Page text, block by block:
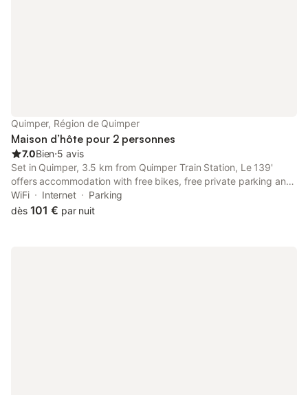
Quimper, Région de Quimper
Maison d’hôte pour 2 personnes
7.0Bien⋅5 avis
Set in Quimper, 3.5 km from Quimper Train Station, Le 139'
offers accommodation with free bikes, free private parking and
a garden. The property features garden views and is 4.2 km
from Breton County Museum and 4.
WiFi Internet
Parking
dès 101 € par nuit